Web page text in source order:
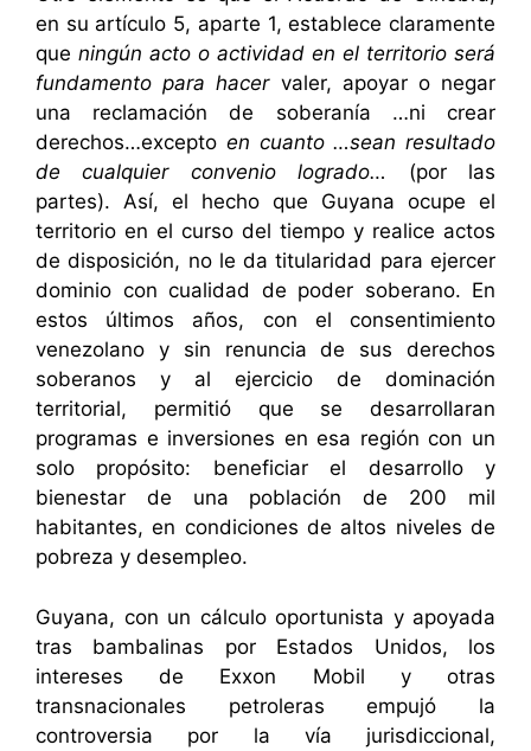
en su artículo 5, aparte 1, establece claramente
que ningún acto o actividad en el territorio será
fundamento para hacer valer, apoyar o negar
una reclamación de soberanía …ni crear
derechos…excepto en cuanto …sean resultado
de cualquier convenio logrado… (por las
partes). Así, el hecho que Guyana ocupe el
territorio en el curso del tiempo y realice actos
de disposición, no le da titularidad para ejercer
dominio con cualidad de poder soberano. En
estos últimos años, con el consentimiento
venezolano y sin renuncia de sus derechos
soberanos y al ejercicio de dominación
territorial, permitió que se desarrollaran
programas e inversiones en esa región con un
solo propósito: beneficiar el desarrollo y
bienestar de una población de 200 mil
habitantes, en condiciones de altos niveles de
pobreza y desempleo.
Guyana, con un cálculo oportunista y apoyada
tras bambalinas por Estados Unidos, los
intereses de Exxon Mobil y otras
transnacionales petroleras empujó la
controversia por la vía jurisdiccional,